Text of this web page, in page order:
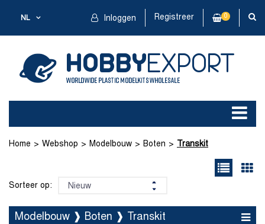
NL Inloggen Registreer 0
Home Webshop Modelbouw Boten Transkit
Sorteer op:
Modelbouw ❱ Boten ❱ Transkit